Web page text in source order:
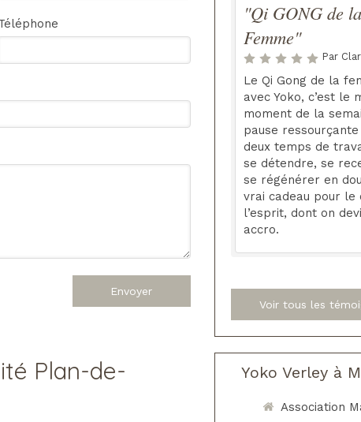
Envoyer
Plan-de-
"Qi GONG de la
Femme"
Par
Le Qi Gong de la
avec Yoko, c’est le
moment de la
pause
deux temps de
se détendre, se
se régénérer en
vrai cadeau pour le
l’esprit, dont on
accro.
Voir tous les
Yoko Verley à
Association